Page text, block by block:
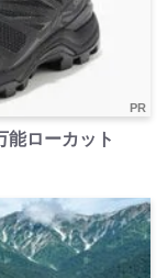
PR
能ローカット